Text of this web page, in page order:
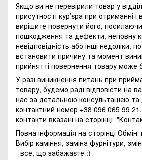
Якщо ви не перевірили товар у
присутності кур’єра при отриманні
вирішите повернути його,
пошкодження та дефекти, неповну
невідповідність або інші недоліки,
встановити причину та момент
прийнятті повернення товару може
У разі виникнення питань при
товару, будемо раді відповісти на
нас за детальною консультацією
контактний номер +38 096 065 99
контакти вказані на сторінці
Повна інформація на сторінці Обмін
Вибір каміння, заміна фурнітури,
- все, що забажаєте :)